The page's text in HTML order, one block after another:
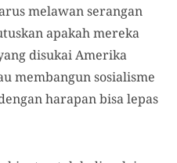
melawan serangan
apakah mereka
disukai Amerika
membangun sosialisme
harapan bisa lepas